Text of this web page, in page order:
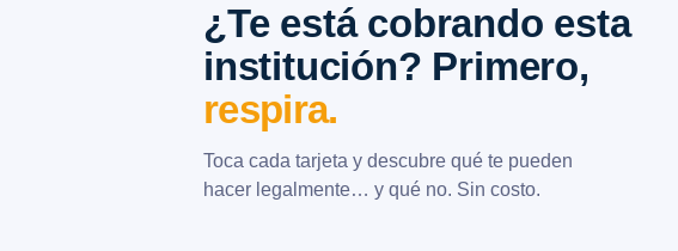
¿Te está cobrando esta
institución? Primero,
respira.
Toca cada tarjeta y descubre qué te pueden
hacer legalmente… y qué no. Sin costo.